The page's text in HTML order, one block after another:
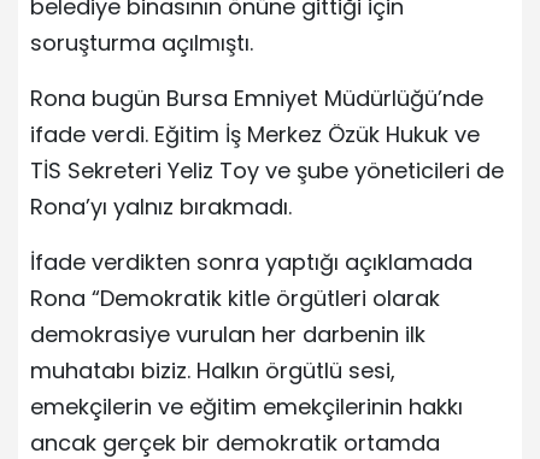
belediye binasının önüne gittiği için
soruşturma açılmıştı.
Rona bugün Bursa Emniyet Müdürlüğü’nde
ifade verdi. Eğitim İş Merkez Özük Hukuk ve
TİS Sekreteri Yeliz Toy ve şube yöneticileri de
Rona’yı yalnız bırakmadı.
İfade verdikten sonra yaptığı açıklamada
Rona “Demokratik kitle örgütleri olarak
demokrasiye vurulan her darbenin ilk
muhatabı biziz. Halkın örgütlü sesi,
emekçilerin ve eğitim emekçilerinin hakkı
ancak gerçek bir demokratik ortamda